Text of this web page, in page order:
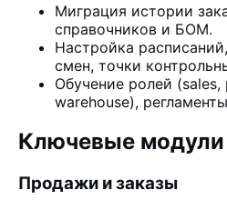
Миграция истории
справочников и БОМ.
Настройка
смен, точки
Обучение ролей (sales,
warehouse),
Ключевые модули
Продажи и заказы